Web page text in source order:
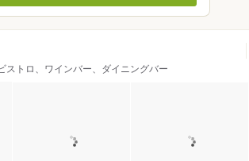
ストロ、ワインバー、ダイニングバー